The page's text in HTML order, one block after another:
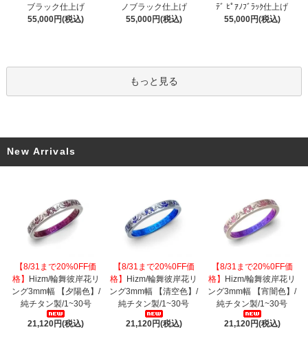
ブラック仕上げ
55,000円(税込)
ノブラック仕上げ
55,000円(税込)
ﾃﾞ ﾋﾟｱﾉﾌﾞﾗｯｸ仕上げ
55,000円(税込)
もっと見る
New Arrivals
【8/31まで20%0FF価
格】 Hizm/輪舞彼岸花リ
ング3mm幅 【夕陽色】/
純チタン製/1~30号
21,120円(税込)
【8/31まで20%0FF価
格】 Hizm/輪舞彼岸花リ
ング3mm幅 【清空色】/
純チタン製/1~30号
21,120円(税込)
【8/31まで20%0FF価
格】 Hizm/輪舞彼岸花リ
ング3mm幅 【宵闇色】/
純チタン製/1~30号
21,120円(税込)